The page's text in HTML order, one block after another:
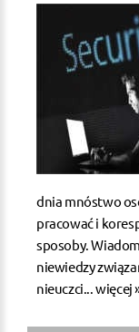
dnia mnóstwo
pracować i
sposoby.
niewiedzy
nieuczci...więcej